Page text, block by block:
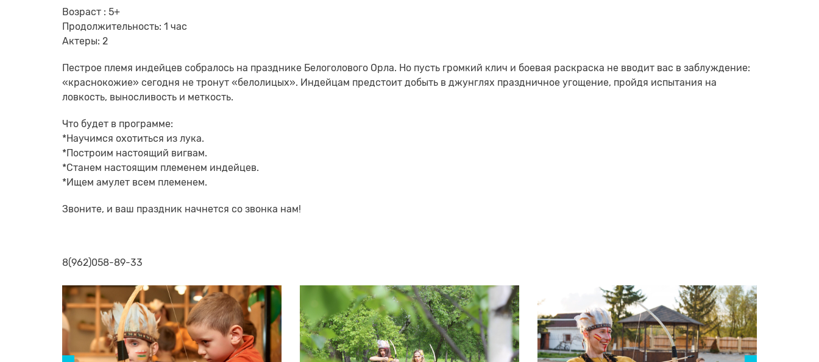
Возраст : 5+
Продолжительность: 1 час
Актеры: 2
Пестрое племя индейцев собралось на празднике Белоголового Орла. Но пусть громкий клич и боевая раскраска не вводит вас в заблуждение:
«краснокожие» сегодня не тронут «белолицых». Индейцам предстоит добыть в джунглях праздничное угощение, пройдя испытания на
ловкость, выносливость и меткость.
Что будет в программе:
*Научимся охотиться из лука.
*Построим настоящий вигвам.
*Станем настоящим племенем индейцев.
*Ищем амулет всем племенем.
Звоните, и ваш праздник начнется со звонка нам!
8(962)058-89-33